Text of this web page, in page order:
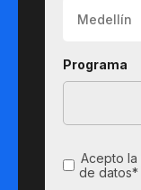
Programa
Acepto la
de datos*